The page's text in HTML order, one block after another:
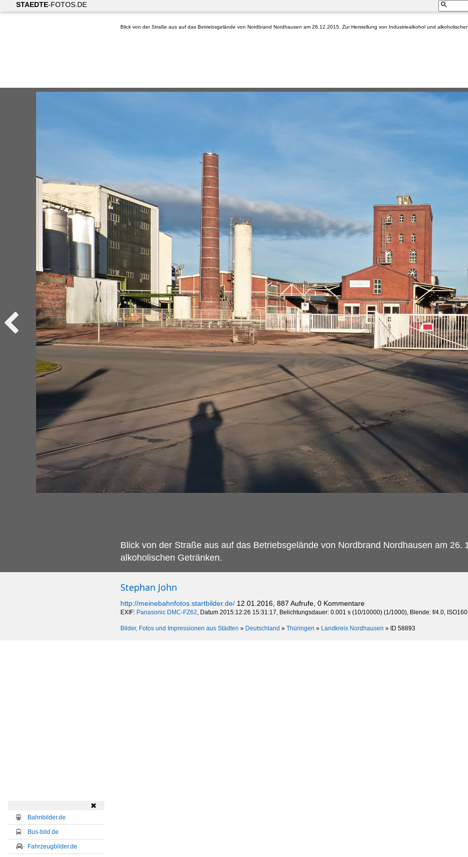
STAEDTE-FOTOS.DE
Blick von der Straße aus auf das Betriebsgelände von Nordbrand Nordhausen am 26.12.2015. Zur Herstellung von Industriealkohol und alkoholischen
Blick von der Straße aus auf das Betriebsgelände von Nordbrand Nordhausen am 26.
alkoholischen Getränken.
Stephan John
http://meinebahnfotos.startbilder.de/ 12.01.2016, 887 Aufrufe, 0 Kommentare
EXIF: Panasonic DMC-FZ62, Datum 2015:12:26 15:31:17, Belichtungsdauer: 0.001 s (10/10000) (1/1000), Blende: f/4.0,
Bilder, Fotos und Impressionen aus Städten » Deutschland » Thüringen » Landkreis Nordhausen » ID 58893

Bahnbilder.de
Bus-bild.de
Fahrzeugbilder.de